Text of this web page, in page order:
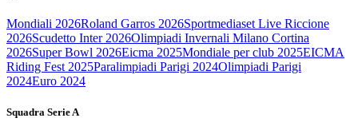
Mondiali 2026Roland Garros 2026Sportmediaset Live Riccione
2026Scudetto Inter 2026Olimpiadi Invernali Milano Cortina
2026Super Bowl 2026Eicma 2025Mondiale per club 2025EICMA
Riding Fest 2025Paralimpiadi Parigi 2024Olimpiadi Parigi
2024Euro 2024
Squadra Serie A